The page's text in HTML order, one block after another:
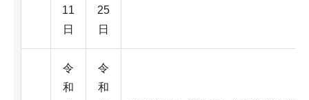
11
日
25
日
令
和
令
和